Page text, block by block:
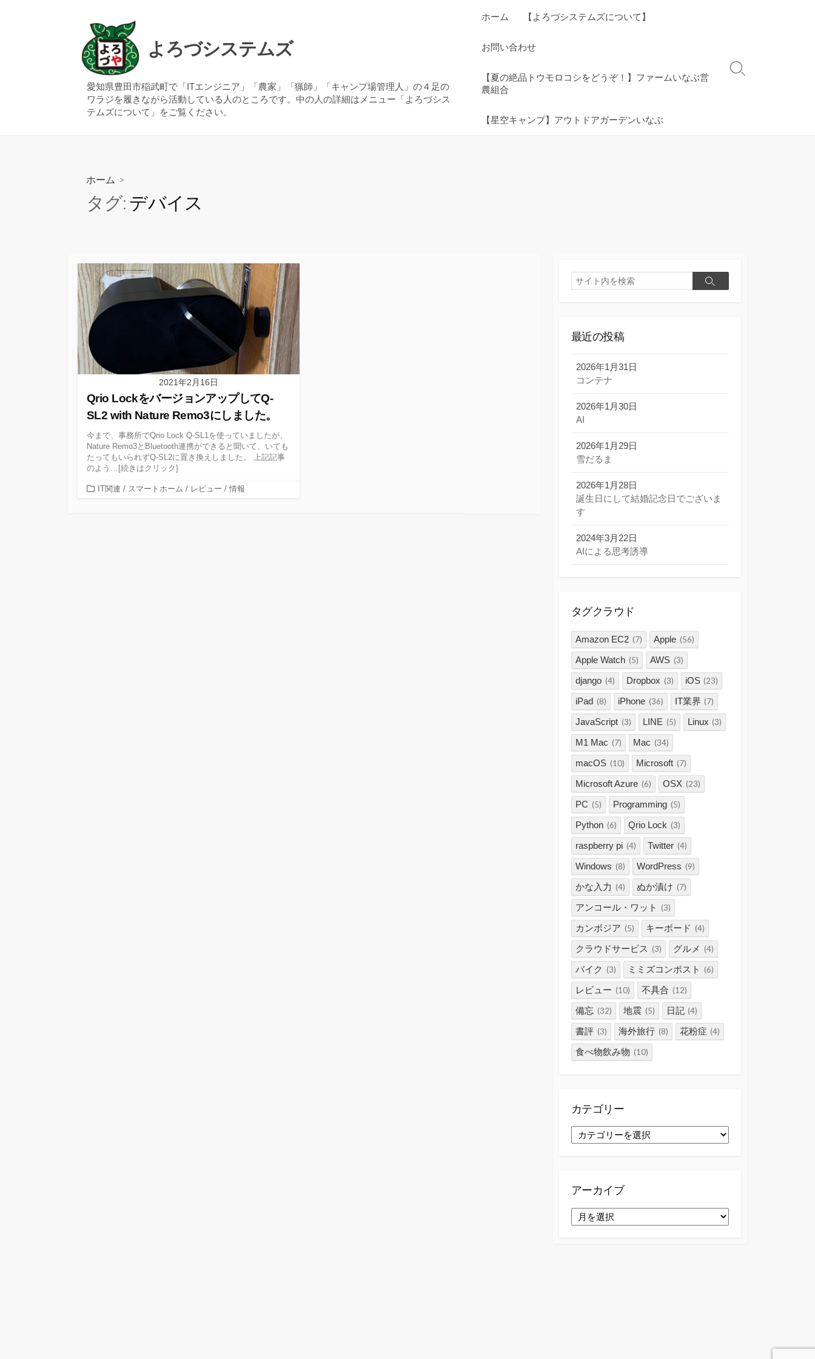
ッ
よろづシステムズ
愛知県豊田市稲武町で「ITエンジニア」「農家」「猟師」「キャンプ場管理人」の４足の
ワラジを履きながら活動している人のところです。中の人の詳細はメニュー「よろづシス
テムズについて」をご覧ください。
ホーム 【よろづシステムズについて】
お問い合わせ
【夏の絶品トウモロコシをどうぞ！】ファームいなぶ営
農組合
【星空キャンプ】アウトドアガーデンいなぶ
検
ホーム >
タグ:デバイス
2021年2月16日
Qrio LockをバージョンアップしてQ-
SL2 with Nature Remo3にしました。
今まで、事務所でQrio Lock Q-SL1を使っていましたが、
Nature Remo3とBluetooth連携ができると聞いて、いても
たってもいられずQ-SL2に置き換えしました。 上記記事
のよう…[続きはクリック]
カIT関連 / スマートホーム / レビュー / 情報
検
索
検
最近の投稿
2026年1月31日
コンテナ
2026年1月30日
AI
2026年1月29日
雪だるま
2026年1月28日
誕生日にして結婚記念日でございま
す
2024年3月22日
AIによる思考誘導
タグクラウド
Amazon EC2 (7) Apple (56)
Apple Watch (5) AWS (3)
django (4) Dropbox (3) iOS (23)
iPad (8) iPhone (36) IT業界 (7)
JavaScript (3) LINE (5) Linux (3)
M1 Mac (7) Mac (34)
macOS (10) Microsoft (7)
Microsoft Azure (6) OSX (23)
PC (5) Programming (5)
Python (6) Qrio Lock (3)
raspberry pi (4) Twitter (4)
Windows (8) WordPress (9)
かな入力 (4) ぬか漬け (7)
アンコール・ワット (3)
カンボジア (5) キーボード (4)
クラウドサービス (3) グルメ (4)
バイク (3) ミミズコンポスト (6)
レビュー (10) 不具合 (12)
備忘 (32) 地震 (5) 日記 (4)
書評 (3) 海外旅行 (8) 花粉症 (4)
食べ物飲み物 (10)
カテゴリー
カ
テ
アーカイブ
ー